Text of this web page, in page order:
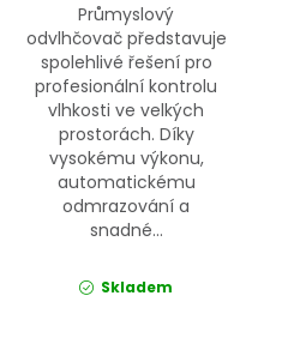
Průmyslový
odvlhčovač představuje
spolehlivé řešení pro
profesionální kontrolu
vlhkosti ve velkých
prostorách. Díky
vysokému výkonu,
automatickému
odmrazování a
snadné...
Skladem